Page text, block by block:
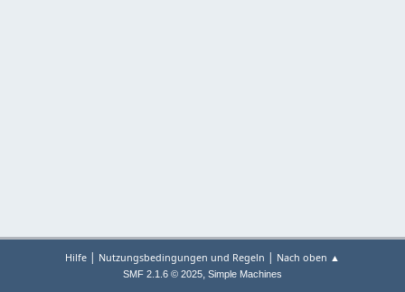
Hilfe | Nutzungsbedingungen und Regeln | Nach oben ▲
SMF 2.1.6 © 2025, Simple Machines